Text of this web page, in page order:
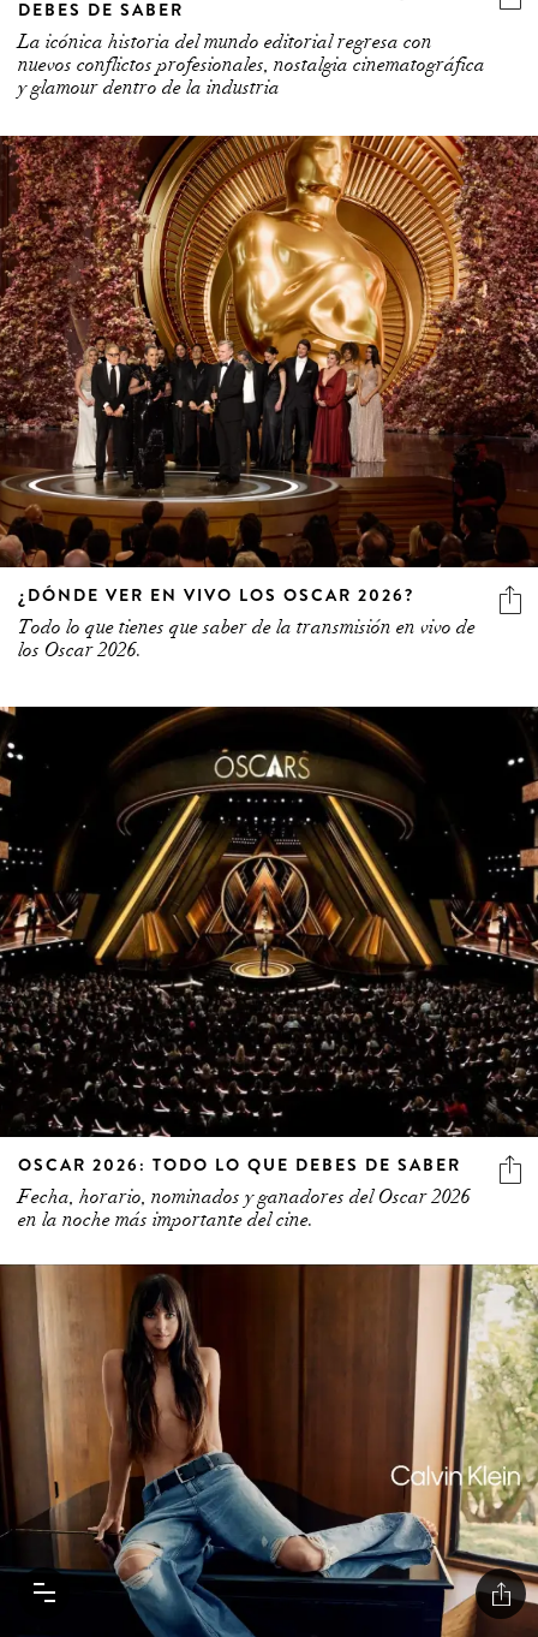
La icónica historia del mundo editorial regresa con
nuevos conflictos profesionales, nostalgia cinematográfica
y glamour dentro de la industria
¿DÓNDE VER EN VIVO LOS OSCAR 2026?
Todo lo que tienes que saber de la transmisión en vivo de
los Oscar 2026.
OSCAR 2026: TODO LO QUE DEBES DE SABER
Fecha, horario, nominados y ganadores del Oscar 2026
en la noche más importante del cine.